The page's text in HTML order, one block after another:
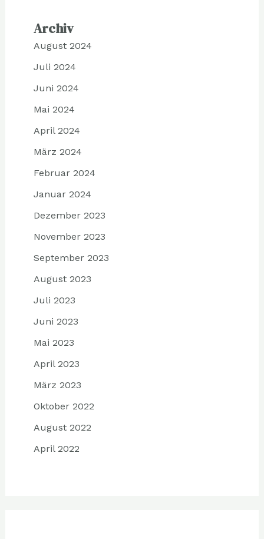
Archiv
August 2024
Juli 2024
Juni 2024
Mai 2024
April 2024
März 2024
Februar 2024
Januar 2024
Dezember 2023
November 2023
September 2023
August 2023
Juli 2023
Juni 2023
Mai 2023
April 2023
März 2023
Oktober 2022
August 2022
April 2022